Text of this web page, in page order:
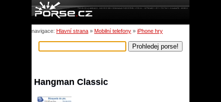
navigace: Hlavní strana » Mobilní telefony » iPhone hry
Hangman Classic